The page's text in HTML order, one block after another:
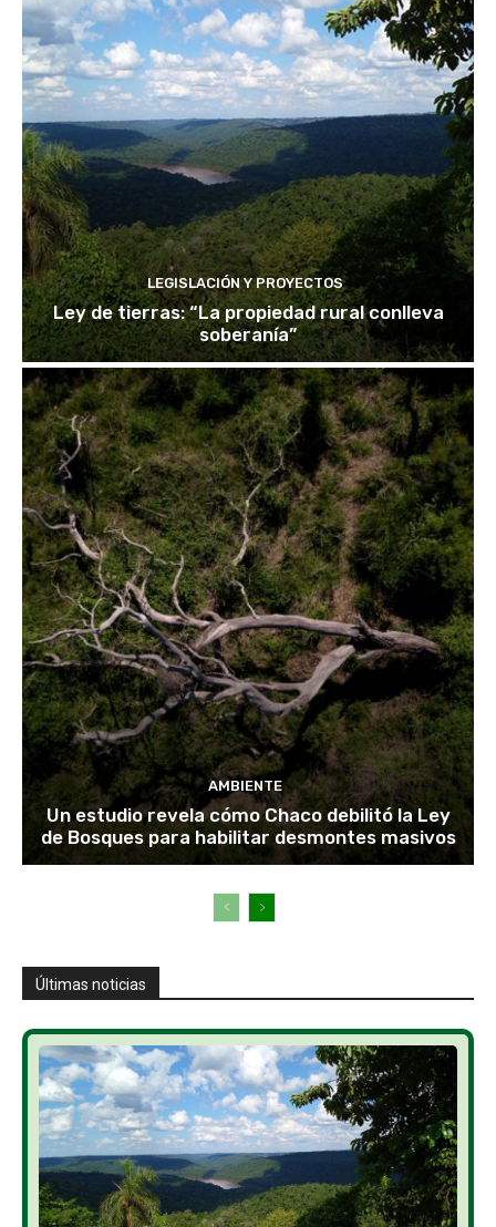
LEGISLACIÓN Y PROYECTOS
Ley de tierras: “La propiedad rural conlleva
soberanía”
AMBIENTE
Un estudio revela cómo Chaco debilitó la Ley
de Bosques para habilitar desmontes masivos
Últimas noticias